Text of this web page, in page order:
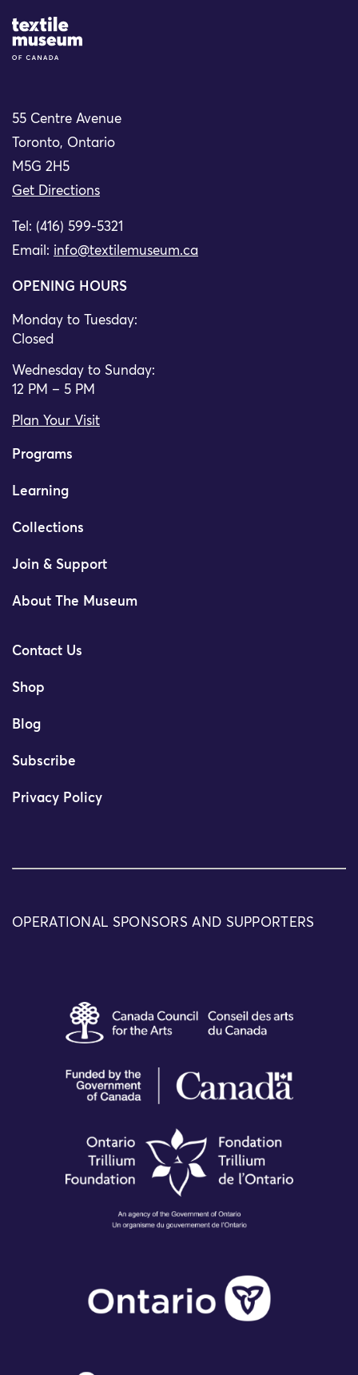
Site Logo
55 Centre Avenue
Toronto, Ontario
M5G 2H5
Get Directions
Tel: (416) 599-5321
Email: info@textilemuseum.ca
OPENING HOURS
Monday to Tuesday:
Closed
Wednesday to Sunday:
12 PM – 5 PM
Plan Your Visit
Programs
Learning
Collections
Join & Support
About The Museum
Contact Us
Shop
Blog
Subscribe
Privacy Policy
OPERATIONAL SPONSORS AND SUPPORTERS